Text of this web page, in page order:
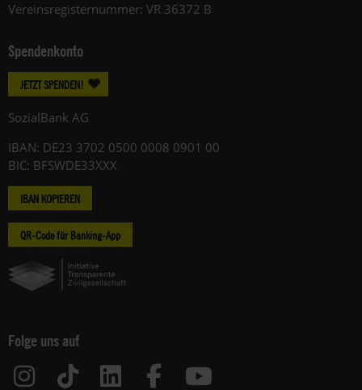
Vereinsregisternummer: VR 36372 B
Spendenkonto
JETZT SPENDEN!
SozialBank AG
IBAN: DE23 3702 0500 0008 0901 00
BIC: BFSWDE33XXX
IBAN KOPIEREN
QR-Code für Banking-App
Folge uns auf